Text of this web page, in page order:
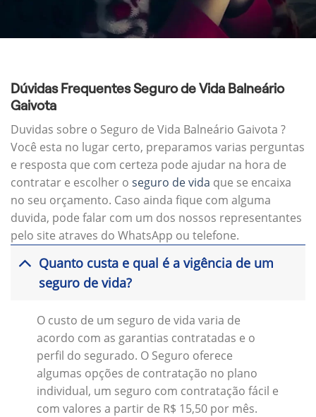
Dúvidas Frequentes Seguro de Vida Balneário
Gaivota
Duvidas sobre o Seguro de Vida Balneário Gaivota ?
Você esta no lugar certo, preparamos varias perguntas
e resposta que com certeza pode ajudar na hora de
contratar e escolher o seguro de vida que se encaixa
no seu orçamento. Caso ainda fique com alguma
duvida, pode falar com um dos nossos representantes
pelo site atraves do WhatsApp ou telefone.
Quanto custa e qual é a vigência de um
seguro de vida?
O custo de um seguro de vida varia de
acordo com as garantias contratadas e o
perfil do segurado. O Seguro oferece
algumas opções de contratação no plano
individual, um seguro com contratação fácil e
com valores a partir de R$ 15,50 por mês.